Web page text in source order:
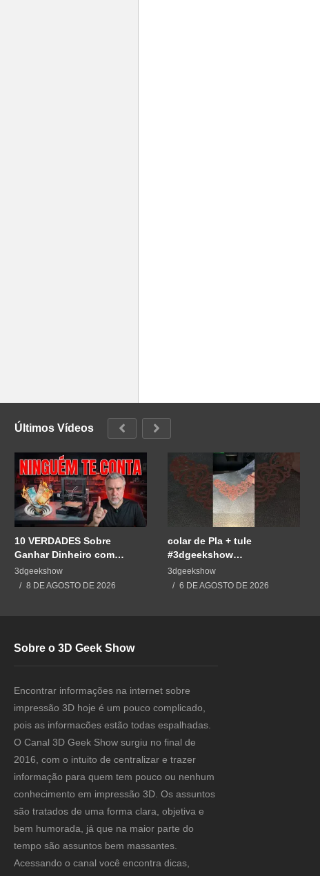
Últimos Vídeos
10 VERDADES Sobre
Ganhar Dinheiro com
Impressão 3D
3dgeekshow
8 DE AGOSTO DE 2026
colar de Pla + tule
#3dgeekshow
#impressão3d #3dprint
#3dprinting #impresion3d
3dgeekshow
6 DE AGOSTO DE 2026
Sobre o 3D Geek Show
Encontrar informações na internet sobre
impressão 3D hoje é um pouco complicado,
pois as informacões estão todas espalhadas.
O Canal 3D Geek Show surgiu no final de
2016, com o intuito de centralizar e trazer
informação para quem tem pouco ou nenhum
conhecimento em impressão 3D. Os assuntos
são tratados de uma forma clara, objetiva e
bem humorada, já que na maior parte do
tempo são assuntos bem massantes.
Acessando o canal você encontra dicas,